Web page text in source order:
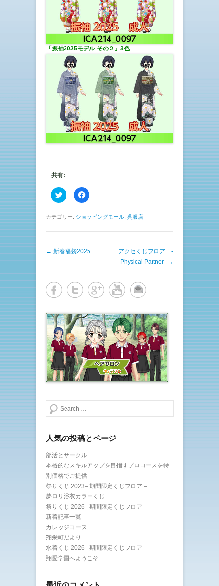
「振袖2025モデル-その２」3色
共有:
ク
リ
し
w
t
新
ウ
ィ
ン
ド
ウ
で
開
き
ま
す
)
F
a
b
k
有
ク
リ
ッ
ク
て
く
だ
さ
い
(
新
し
い
ウ
ィ
ン
ド
開
す
カテゴリー: ショッピングモール 呉服店
投稿ナビゲーション
← 新春福袋2025
アクセくじフロア -
Physical Partner- →
検索する
人気の投稿とページ
部活とサークル
本格的なスキルアップを目指すプロコースを特
別価格でご提供
祭りくじ 2023– 期間限定くじフロア –
夢ロリ浴衣カラーくじ
祭りくじ 2026– 期間限定くじフロア –
新着記事一覧
カレッジコース
翔栄町だより
水着くじ 2026– 期間限定くじフロア –
翔愛学園へようこそ